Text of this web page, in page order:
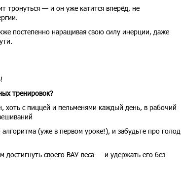
тронуться — и он уже катится вперёд, не
постепенно наращивая свою силу инерции, даже
тренировок?
хоть с пиццей и пельменями каждый день, в рабочий
(уже в первом уроке!), и забудьте про голод
своего ВАУ-веса — и удержать его без